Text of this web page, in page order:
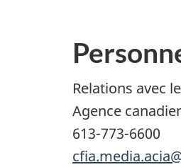
Relations avec
Agence
613-773-6600